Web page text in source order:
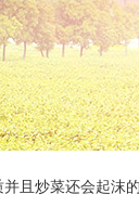
且炒菜还会起沫